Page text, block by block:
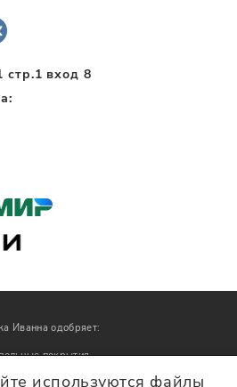
стр.1 вход 8
Иванна одобряет:
покрытия
используются файлы